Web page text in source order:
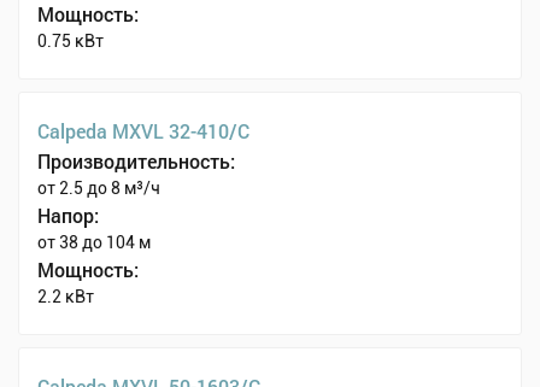
Мощность:
0.75 кВт
Calpeda MXVL 32-410/C
Производительность:
от 2.5 до 8 м³/ч
Напор:
от 38 до 104 м
Мощность:
2.2 кВт